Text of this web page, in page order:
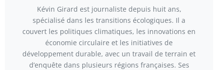
Kévin Girard est journaliste depuis huit ans,
spécialisé dans les transitions écologiques. Il a
couvert les politiques climatiques, les innovations en
économie circulaire et les initiatives de
développement durable, avec un travail de terrain et
d’enquête dans plusieurs régions françaises. Ses